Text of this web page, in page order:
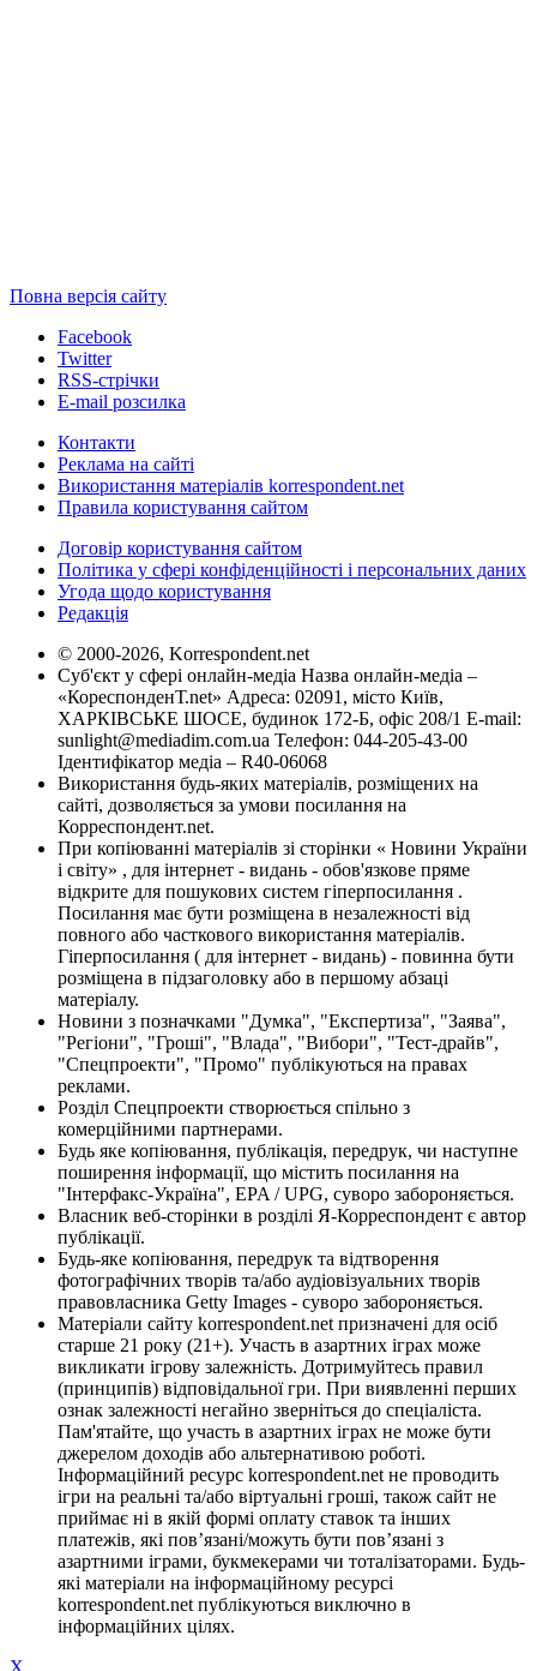
Повна версія сайту
Facebook
Twitter
RSS-стрічки
E-mail розсилка
Контакти
Реклама на сайті
Використання матеріалів korrespondent.net
Правила користування сайтом
Договір користування сайтом
Політика у сфері конфіденційності і персональних даних
Угода щодо користування
Редакція
© 2000-2026, Korrespondent.net
Суб'єкт у сфері онлайн-медіа Назва онлайн-медіа –
«КореспонденТ.net» Адреса: 02091, місто Київ,
ХАРКІВСЬКЕ ШОСЕ, будинок 172-Б, офіс 208/1 E-mail:
sunlight@mediadim.com.ua Телефон: 044-205-43-00
Ідентифікатор медіа – R40-06068
Використання будь-яких матеріалів, розміщених на
сайті, дозволяється за умови посилання на
Корреспондент.net.
При копіюванні матеріалів зі сторінки « Новини України
і світу» , для інтернет - видань - обов'язкове пряме
відкрите для пошукових систем гіперпосилання .
Посилання має бути розміщена в незалежності від
повного або часткового використання матеріалів.
Гіперпосилання ( для інтернет - видань) - повинна бути
розміщена в підзаголовку або в першому абзаці
матеріалу.
Новини з позначками "Думка", "Експертиза", "Заява",
"Регіони", "Гроші", "Влада", "Вибори", "Тест-драйв",
"Спецпроекти", "Промо" публікуються на правах
реклами.
Розділ Спецпроекти створюється спільно з
комерційними партнерами.
Будь яке копіювання, публікація, передрук, чи наступне
поширення інформації, що містить посилання на
"Інтерфакс-Україна", EPA / UPG, суворо забороняється.
Власник веб-сторінки в розділі Я-Корреспондент є автор
публікації.
Будь-яке копіювання, передрук та відтворення
фотографічних творів та/або аудіовізуальних творів
правовласника Getty Images - суворо забороняється.
Матеріали сайту korrespondent.net призначені для осіб
старше 21 року (21+). Участь в азартних іграх може
викликати ігрову залежність. Дотримуйтесь правил
(принципів) відповідальної гри. При виявленні перших
ознак залежності негайно зверніться до спеціаліста.
Пам'ятайте, що участь в азартних іграх не може бути
джерелом доходів або альтернативою роботі.
Інформаційний ресурс korrespondent.net не проводить
ігри на реальні та/або віртуальні гроші, також сайт не
приймає ні в якій формі оплату ставок та інших
платежів, які пов’язані/можуть бути пов’язані з
азартними іграми, букмекерами чи тоталізаторами. Будь-
які матеріали на інформаційному ресурсі
korrespondent.net публікуються виключно в
інформаційних цілях.
X